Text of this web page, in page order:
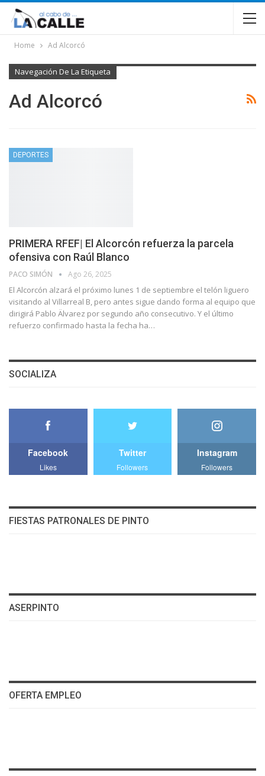
Home Ad Alcorcó
Navegación De La Etiqueta
Ad Alcorcó
DEPORTES
PRIMERA RFEF| El Alcorcón refuerza la parcela
ofensiva con Raúl Blanco
PACO SIMÓN Ago 26, 2025
El Alcorcón alzará el próximo lunes 1 de septiembre el telón liguero
visitando al Villarreal B, pero antes sigue dando forma al equipo que
dirigirá Pablo Älvarez por segundo año consecutivo. Y el último
refuerzo confirmado hasta la fecha ha…
SOCIALIZA
Facebook
Likes
Twitter
Followers
Instagram
Followers
FIESTAS PATRONALES DE PINTO
ASERPINTO
OFERTA EMPLEO